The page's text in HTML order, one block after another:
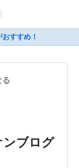
すすめ！
ンブログ